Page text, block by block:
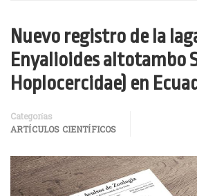
Nuevo registro de la
Enyalioides altotambo
Hoplocercidae) en
Categorías
ARTÍCULOS CIENTÍFICOS